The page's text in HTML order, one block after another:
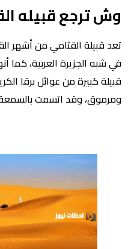
وش ترجع قبيله
تعد قبيلة القثامي من أشهر
في شبه الجزيرة العربية، كما
قبيلة كبيرة من عوائل برقا
ومرموق، وقد اتسمت بالسمعة